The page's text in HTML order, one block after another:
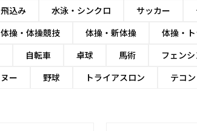
込み 水泳・シンクロ サッカー
体操・体操競技 体操・新体操 体操・
自転車 卓球 馬術 フェン
ー 野球 トライアスロン テコ